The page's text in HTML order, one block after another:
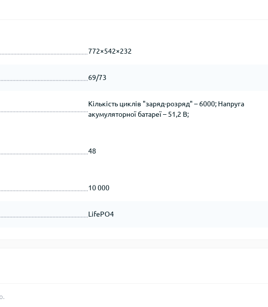
772×542×232
69/73
Кількість циклів "заряд-розряд" – 6000; Напруга
акумуляторної батареї – 51,2 В;
48
10 000
LifePO4